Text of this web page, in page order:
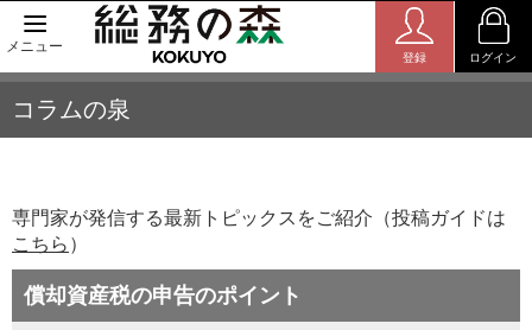
メニュー
登録 ログイン
コラムの泉
専門家が発信する最新トピックスをご紹介（投稿ガイドは
こちら ）
償却資産税の申告のポイント